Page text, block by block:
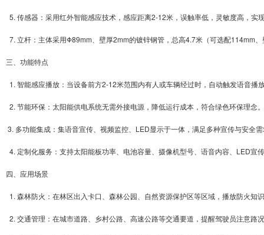
5. 传感器：采用红外智能感应技术，感应距离2-12米，误触率低，灵敏度高，实
7. 立杆：主体采用Φ89mm、壁厚2mm的镀锌钢管，总高4.7米（可选配114mm
三、功能特点
1. 智能感应播放：当设备前方2-12米范围内有人或车辆经过时，自动触发语音播
2. 节能环保：太阳能供电系统无需外接电源，降低运行成本，符合绿色环保理念。
3. 多功能集成：集语音宣传、视频监控、LED显示于一体，满足多种宣传与安全
4. 定制化服务：支持太阳能板功率、电池容量、摄像机型号、语音内容、LED宣
四、应用场景
1. 森林防火：在林区出入卡口、森林公园、自然资源保护区等区域，播放防火知
2. 交通管理：在城市道路、乡村公路、高速公路等交通要道，提醒驾驶员注意路